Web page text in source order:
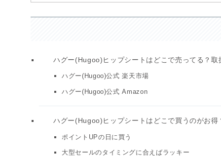
ハグー(Hugoo)ヒップシートはどこで売ってる？取
ハグー(Hugoo)公式 楽天市場
ハグー(Hugoo)公式 Amazon
ハグー(Hugoo)ヒップシートはどこで買うのがお得
ポイントUPの日に買う
大型セールのタイミングに合えばラッキー